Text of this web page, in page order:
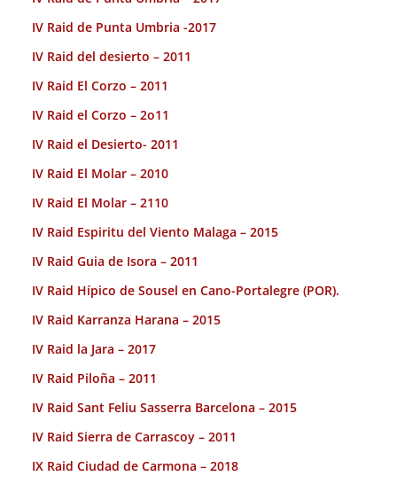
IV Raid de Punta Umbria -2017
IV Raid del desierto – 2011
IV Raid El Corzo – 2011
IV Raid el Corzo – 2o11
IV Raid el Desierto- 2011
IV Raid El Molar – 2010
IV Raid El Molar – 2110
IV Raid Espiritu del Viento Malaga – 2015
IV Raid Guia de Isora – 2011
IV Raid Hípico de Sousel en Cano-Portalegre (POR).
IV Raid Karranza Harana – 2015
IV Raid la Jara – 2017
IV Raid Piloña – 2011
IV Raid Sant Feliu Sasserra Barcelona – 2015
IV Raid Sierra de Carrascoy – 2011
IX Raid Ciudad de Carmona – 2018